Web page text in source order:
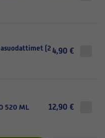
(24,90 €
520 ML 12,90 €